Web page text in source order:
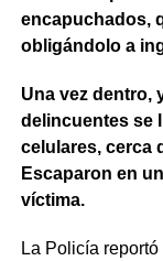
encapuchados,
obligándolo a
Una vez dentro,
delincuentes se
celulares, cerca
Escaparon en
víctima.
La Policía